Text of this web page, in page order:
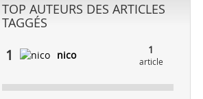
TOP AUTEURS DES ARTICLES
TAGGÉS
1 nico 1
article